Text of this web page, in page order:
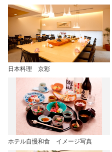
日本料理 京彩
ホテル自慢和食 イメージ写真